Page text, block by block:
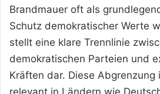
Brandmauer oft als
Schutz demokratischer Werte
stellt eine klare Trennlinie
demokratischen Parteien und
Kräften dar. Diese Abgrenzung